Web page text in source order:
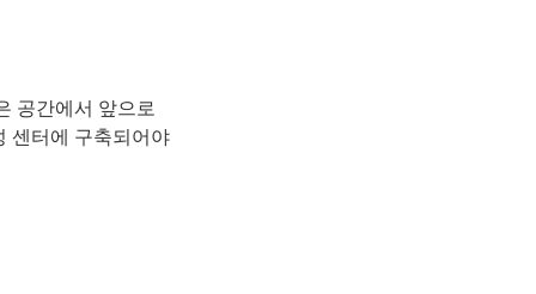
공간에서 앞으로
센터에 구축되어야